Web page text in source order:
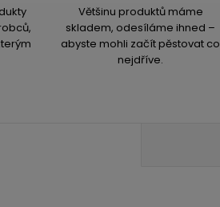
Většinu produktů máme
skladem, odesíláme ihned –
abyste mohli začít pěstovat co
nejdříve.